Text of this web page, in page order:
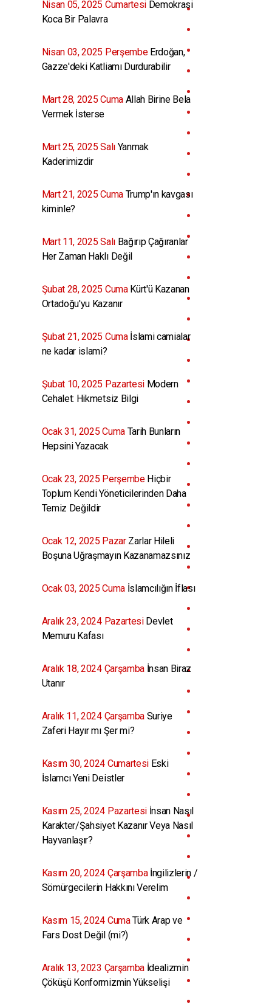
Nisan 05, 2025 CumartesiDemokrasi
Koca Bir Palavra
Nisan 03, 2025 PerşembeErdoğan,
Gazze'deki Katliamı Durdurabilir
Mart 28, 2025 CumaAllah Birine Bela
Vermek İsterse
Mart 25, 2025 SalıYanmak
Kaderimizdir
Mart 21, 2025 CumaTrump'ın kavgası
kiminle?
Mart 11, 2025 SalıBağırıp Çağıranlar
Her Zaman Haklı Değil
Şubat 28, 2025 CumaKürt'ü Kazanan
Ortadoğu'yu Kazanır
Şubat 21, 2025 Cumaİslami camialar
ne kadar islami?
Şubat 10, 2025 PazartesiModern
Cehalet: Hikmetsiz Bilgi
Ocak 31, 2025 CumaTarih Bunların
Hepsini Yazacak
Ocak 23, 2025 PerşembeHiçbir
Toplum Kendi Yöneticilerinden Daha
Temiz Değildir
Ocak 12, 2025 PazarZarlar Hileli
Boşuna Uğraşmayın Kazanamazsınız
Ocak 03, 2025 Cumaİslamcılığın İflası
Aralık 23, 2024 PazartesiDevlet
Memuru Kafası
Aralık 18, 2024 Çarşambaİnsan Biraz
Utanır
Aralık 11, 2024 ÇarşambaSuriye
Zaferi Hayır mı Şer mi?
Kasım 30, 2024 CumartesiEski
İslamcı Yeni Deistler
Kasım 25, 2024 Pazartesiİnsan Nasıl
Karakter/Şahsiyet Kazanır Veya Nasıl
Hayvanlaşır?
Kasım 20, 2024 Çarşambaİngilizlerin /
Sömürgecilerin Hakkını Verelim
Kasım 15, 2024 CumaTürk Arap ve
Fars Dost Değil (mi?)
Aralık 13, 2023 Çarşambaİdealizmin
Çöküşü Konformizmin Yükselişi